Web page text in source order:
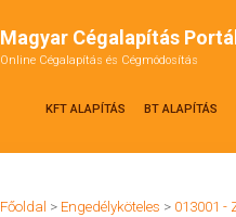
Magyar Cégalapítás Portál
Online Cégalapítás és Cégmódosítás
KFT ALAPÍTÁS BT ALAPÍTÁS
Főoldal > Engedélyköteles > 013001 -